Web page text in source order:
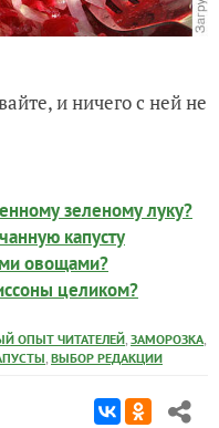
и ничего с ней не
зеленому луку?
капусту
овощами?
целиком?
ОПЫТ ЧИТАТЕЛЕЙ, ЗАМОРОЗКА,
, ВЫБОР РЕДАКЦИИ